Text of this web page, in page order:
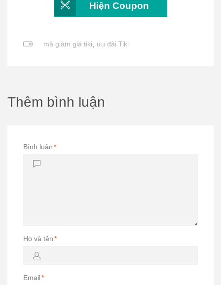
Hiện Coupon
mã giảm giá tiki, ưu đãi Tiki
Thêm bình luận
Bình luận*
Họ và tên*
Email*